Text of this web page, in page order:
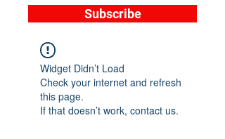
Subscribe
Widget Didn’t Load
Check your internet and refresh
this page.
If that doesn’t work, contact us.